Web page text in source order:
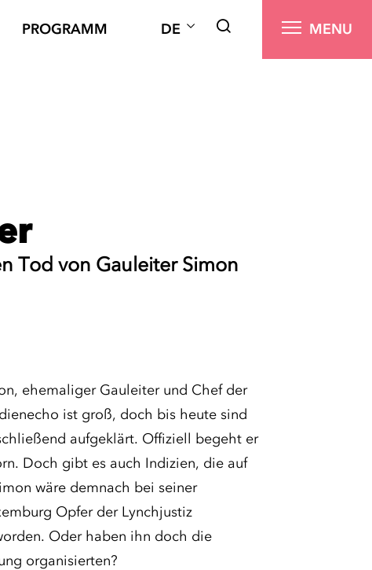
PROGRAMM DE MENU
Tod von Gauleiter Simon
ehemaliger Gauleiter und Chef der
ist groß, doch bis heute sind
aufgeklärt. Offiziell begeht er
Doch gibt es auch Indizien, die auf
wäre demnach bei seiner
Opfer der Lynchjustiz
Oder haben ihn doch die
organisierten?